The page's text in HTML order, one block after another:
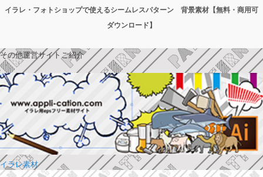
イラレ・フォトショップで使えるシームレスパターン 背景素材【無料・商用可
ダウンロード】
その他運営サイトご紹介
イラレ素材